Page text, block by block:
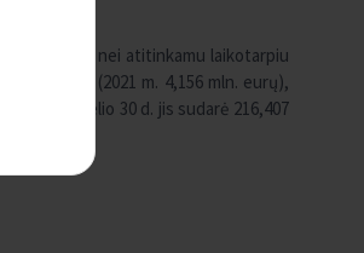
didesnis nei atitinkamu laikotarpiu
mln. eurų (2021 m. 4,156 mln. eurų),
m. birželio 30 d. jis sudarė 216,407